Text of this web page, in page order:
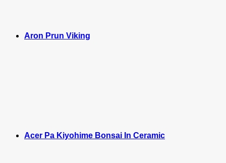
Aron Prun Viking
Acer Pa Kiyohime Bonsai In Ceramic